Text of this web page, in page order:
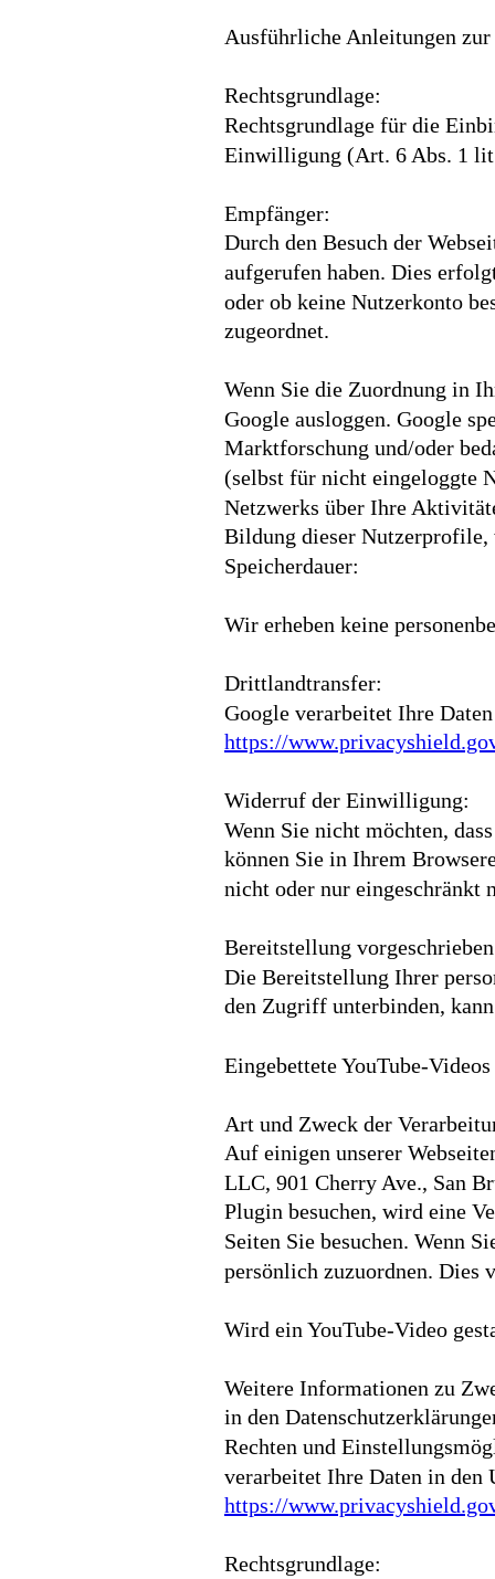
Ausführliche Anleitungen
Rechtsgrundlage:
Rechtsgrundlage für die
Einwilligung (Art. 6 Abs. 1
Empfänger:
Durch den Besuch der
aufgerufen haben. Dies
oder ob keine Nutzerkonto
zugeordnet.
Wenn Sie die Zuordnung in
Google ausloggen. Google
Marktforschung und/oder
(selbst für nicht eingeloggte
Netzwerks über Ihre
Bildung dieser Nutzerprofile,
Speicherdauer:
Wir erheben keine
Drittlandtransfer:
Google verarbeitet Ihre
https://
Widerruf der Einwilligung:
Wenn Sie nicht möchten,
können Sie in Ihrem
nicht oder nur eingeschränkt
Bereitstellung
Die Bereitstellung Ihrer
den Zugriff unterbinden,
Eingebettete YouTube-Videos
Art und Zweck der
Auf einigen unserer
LLC, 901 Cherry Ave., San
Plugin besuchen, wird eine
Seiten Sie besuchen. Wenn
persönlich zuzuordnen. Dies
Wird ein YouTube-Video
Weitere Informationen zu
in den
Rechten und
verarbeitet Ihre Daten in
https://
Rechtsgrundlage: